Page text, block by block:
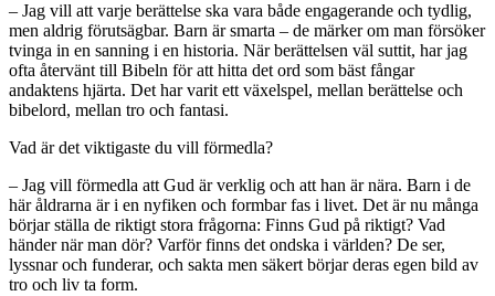
– Jag vill att varje berättelse ska vara både engagerande och tydlig,
men aldrig förutsägbar. Barn är smarta – de märker om man försöker
tvinga in en sanning i en historia. När berättelsen väl suttit, har jag
ofta återvänt till Bibeln för att hitta det ord som bäst fångar
andaktens hjärta. Det har varit ett växelspel, mellan berättelse och
bibelord, mellan tro och fantasi.
Vad är det viktigaste du vill förmedla?
– Jag vill förmedla att Gud är verklig och att han är nära. Barn i de
här åldrarna är i en nyfiken och formbar fas i livet. Det är nu många
börjar ställa de riktigt stora frågorna: Finns Gud på riktigt? Vad
händer när man dör? Varför finns det ondska i världen? De ser,
lyssnar och funderar, och sakta men säkert börjar deras egen bild av
tro och liv ta form.